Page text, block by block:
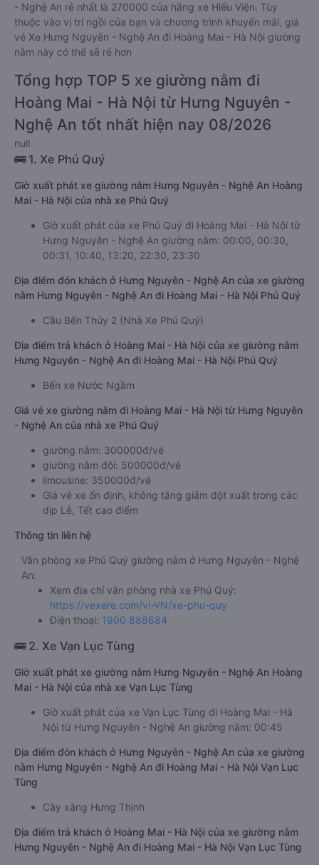
- Nghệ An rẻ nhất là 270000 của hãng xe Hiếu Viện. Tùy
thuộc vào vị trí ngồi của bạn và chương trình khuyến mãi, giá
vé Xe Hưng Nguyên - Nghệ An đi Hoàng Mai - Hà Nội giường
nằm này có thể sẽ rẻ hơn
Tổng hợp TOP 5 xe giường nằm đi
Hoàng Mai - Hà Nội từ Hưng Nguyên -
Nghệ An tốt nhất hiện nay 08/2026
null
🚌 1. Xe Phú Quý
Giờ xuất phát xe giường nằm Hưng Nguyên - Nghệ An Hoàng
Mai - Hà Nội của nhà xe Phú Quý
Giờ xuất phát của xe Phú Quý đi Hoàng Mai - Hà Nội từ
Hưng Nguyên - Nghệ An giường nằm: 00:00, 00:30,
00:31, 10:40, 13:20, 22:30, 23:30
Địa điểm đón khách ở Hưng Nguyên - Nghệ An của xe giường
nằm Hưng Nguyên - Nghệ An đi Hoàng Mai - Hà Nội Phú Quý
Cầu Bến Thủy 2 (Nhà Xe Phú Quý)
Địa điểm trả khách ở Hoàng Mai - Hà Nội của xe giường nằm
Hưng Nguyên - Nghệ An đi Hoàng Mai - Hà Nội Phú Quý
Bến xe Nước Ngầm
Giá vé xe giường nằm đi Hoàng Mai - Hà Nội từ Hưng Nguyên
- Nghệ An của nhà xe Phú Quý
giường nằm: 300000đ/vé
giường nằm đôi: 500000đ/vé
limousine: 350000đ/vé
Giá vé xe ổn định, không tăng giảm đột xuất trong các
dịp Lễ, Tết cao điểm
Thông tin liên hệ
Văn phòng xe Phú Quý giường nằm ở Hưng Nguyên - Nghệ
An:
Xem địa chỉ văn phòng nhà xe Phú Quý:
https://vexere.com/vi-VN/xe-phu-quy
Điện thoại: 1900 888684
🚌 2. Xe Vạn Lục Tùng
Giờ xuất phát xe giường nằm Hưng Nguyên - Nghệ An Hoàng
Mai - Hà Nội của nhà xe Vạn Lục Tùng
Giờ xuất phát của xe Vạn Lục Tùng đi Hoàng Mai - Hà
Nội từ Hưng Nguyên - Nghệ An giường nằm: 00:45
Địa điểm đón khách ở Hưng Nguyên - Nghệ An của xe giường
nằm Hưng Nguyên - Nghệ An đi Hoàng Mai - Hà Nội Vạn Lục
Tùng
Cây xăng Hưng Thịnh
Địa điểm trả khách ở Hoàng Mai - Hà Nội của xe giường nằm
Hưng Nguyên - Nghệ An đi Hoàng Mai - Hà Nội Vạn Lục Tùng